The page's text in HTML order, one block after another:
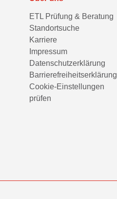
ETL Prüfung & Beratung
Standortsuche
Karriere
Impressum
Datenschutzerklärung
Barrierefreiheitserklärung
Cookie-Einstellungen
prüfen